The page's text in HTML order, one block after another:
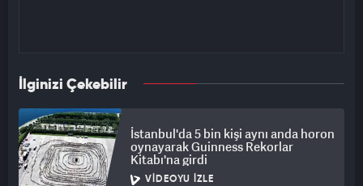
İlginizi Çekebilir
İstanbul'da 5 bin kişi aynı anda horon
oynayarak Guinness Rekorlar
Kitabı'na girdi
VIDEOYU İZLE